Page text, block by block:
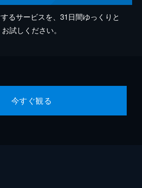
るサービスを、31日間ゆっくりと
お試しください。
今すぐ観る